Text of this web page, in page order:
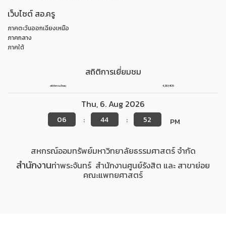
เว็บไซต์ สอ.ครู
ภาคตะวันออกเฉียงเหนือ
ภาคกลาง
ภาคใต้
สถิติการเยี่ยมชม
สถิติการเข้าชม 4,261,405
Thu, 6. Aug 2026
06 : 44 : 53 PM
สหกรณ์ออมทรัพย์มหาวิทยาลัยธรรมศาสตร์ จำกัด
สำนักงานท่าพระจันทร์ สำนักงานศูนย์รังสิต และ สาขาย่อย
คณะแพทยศาสตร์